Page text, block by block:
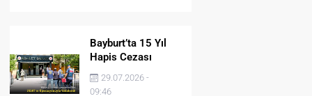
Bayburt’ta 15 Yıl
Hapis Cezası
Bulunan Şahıs
JASAT’ın
29.07.2026 -
09:46